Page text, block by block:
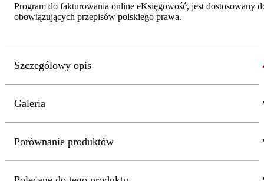
Program do fakturowania online eKsięgowość, jest dostosowany
obowiązujących przepisów polskiego prawa.
Szczegółowy opis
Galeria
Porównanie produktów